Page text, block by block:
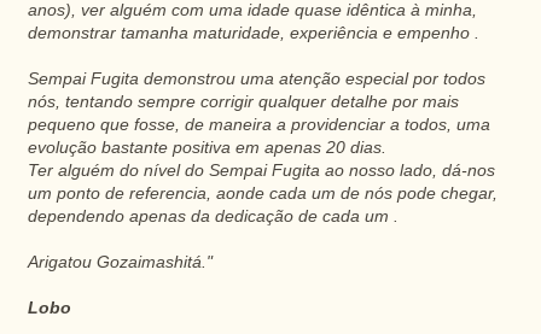
anos), ver alguém com uma idade quase idêntica à minha,
demonstrar tamanha maturidade, experiência e empenho .
Sempai Fugita demonstrou uma atenção especial por todos
nós, tentando sempre corrigir qualquer detalhe por mais
pequeno que fosse, de maneira a providenciar a todos, uma
evolução bastante positiva em apenas 20 dias.
Ter alguém do nível do Sempai Fugita ao nosso lado, dá-nos
um ponto de referencia, aonde cada um de nós pode chegar,
dependendo apenas da dedicação de cada um .
Arigatou Gozaimashitá."
Lobo